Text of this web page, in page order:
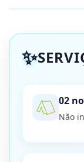
02
Não